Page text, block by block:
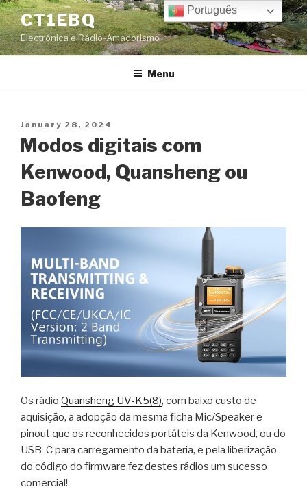
Skip
to
content
CT1EBQ
Electrónica e Rádio-Amadorismo
Menu
Posted
on
January 28, 2024
Modos digitais com
Kenwood, Quansheng ou
Baofeng
Os rádio Quansheng UV-K5(8), com baixo custo de
aquisição, a adopção da mesma ficha Mic/Speaker e
pinout que os reconhecidos portáteis da Kenwood, ou do
USB-C para carregamento da bateria, e pela liberização
do código do firmware fez destes rádios um sucesso
comercial!
Português